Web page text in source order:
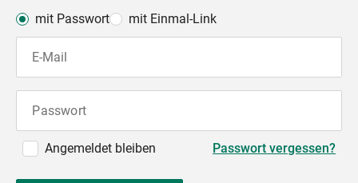
mit Passwort mit Einmal-Link
E-Mail
Passwort
Angemeldet bleiben Passwort vergessen?